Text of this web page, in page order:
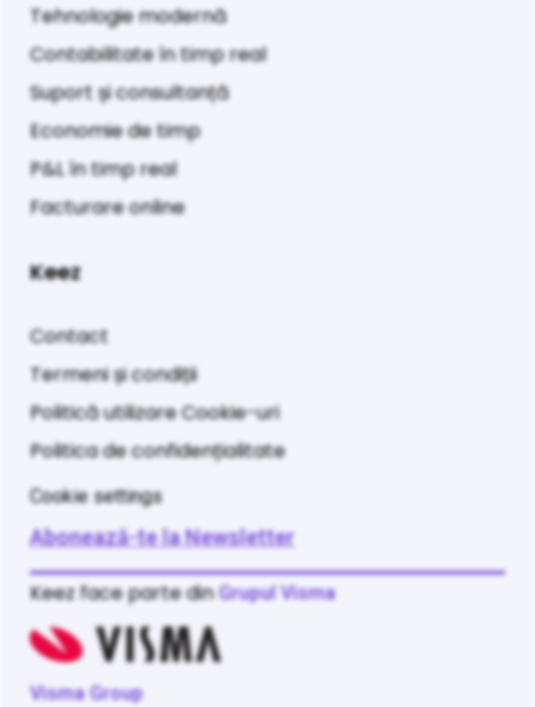
Tehnologie modernă
Contabilitate în timp real
Suport și consultanță
Economie de timp
P&L în timp real
Facturare online
Keez
Contact
Termeni și condiții
Politică utilizare Cookie-uri
Politica de confidențialitate
Cookie settings
Abonează-te la Newsletter
Keez face parte dinGrupul Visma
Visma Group